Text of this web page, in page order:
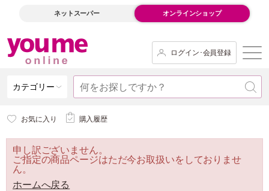
ネットスーパー オンラインショップ
ログイン･会員登録
カテゴリー
お気に入り 購入履歴
申し訳ございません。
ご指定の商品ページはただ今お取扱いをしておりませ
ん。
ホームへ戻る